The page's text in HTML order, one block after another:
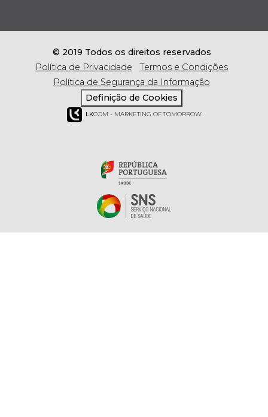
© 2019 Todos os direitos reservados
Política de Privacidade
Termos e Condições
Política de Segurança da Informação
Definição de Cookies
LKCOM - MARKETING OF TOMORROW